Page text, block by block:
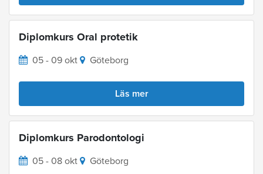
Diplomkurs Oral protetik
05 - 09 okt Göteborg
Läs mer
Diplomkurs Parodontologi
05 - 08 okt Göteborg